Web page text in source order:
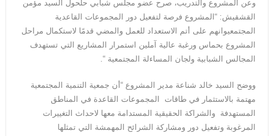
وعن المشروع والتدريب، صرح عضو مجلس شبابي حلحول السيد مؤمن
القشقيش: “المشروع فرصة لتفعيل دور المجموعات القاعدية
المجتمعيوانهم على أتم الاستعداد للعمل والمضي قدمًا لاستكمال مراحل
المشروع بحماس ورغبة عالية آملين استمرار المشاريع التي تستهدف
المجالس الشبابية ولجان المساءلة المجتمعية “.
ووضح السيد خالد شناعة مدير المشروع “أن جمعية التنمية المجتمعية
مهتمة بالاستثمار في طاقات المجموعات القاعدة في المناطق
المستهدفة والشراكة الحقيقية المستدامة معها لاحداث التغييرات
المرغوبة وتفعيل دور ومشاركة الشرائح المهمشة التي تمثلها